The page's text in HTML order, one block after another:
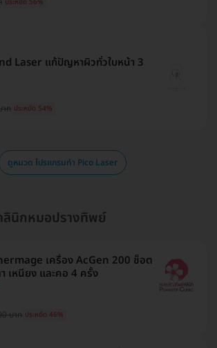
Laser แก้ปัญหาผิวทั่วใบหน้า 3
ท ประหยัด 54%
ดูหมวด โปรแกรมทำ Pico Laser
ลินิกหมอปรางทิพย์
เครื่อง AcGen 200 ช็อต
เหนียง และคอ 4 ครั้ง
บาท ประหยัด 46%